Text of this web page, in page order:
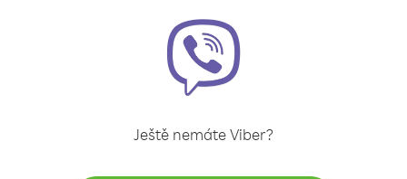
Ještě nemáte Viber?